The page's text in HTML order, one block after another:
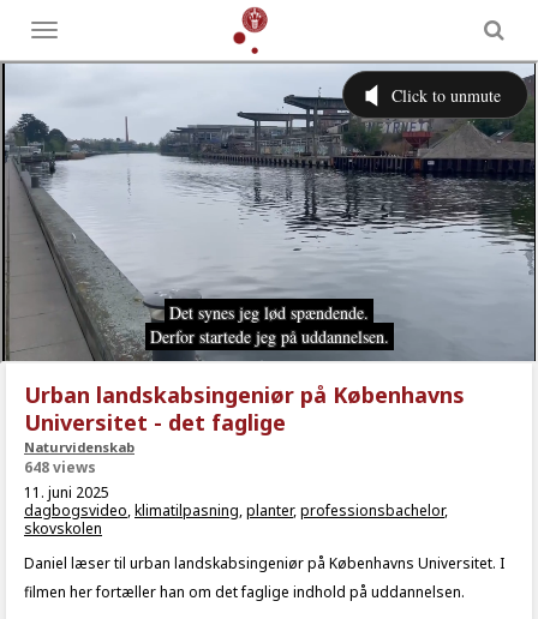
Toggle
menu
Urban landskabsingeniør på Københavns
Universitet - det faglige
Naturvidenskab
648 views
11. juni 2025
dagbogsvideo,klimatilpasning,planter,professionsbachelor,
skovskolen
Daniel læser til urban landskabsingeniør på Københavns Universitet. I
filmen her fortæller han om det faglige indhold på uddannelsen.